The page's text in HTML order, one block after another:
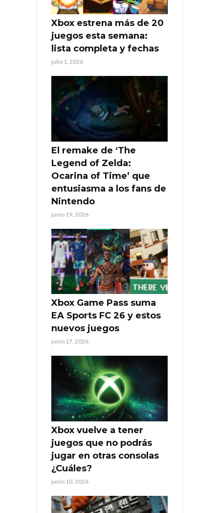
Xbox estrena más de 20
juegos esta semana:
lista completa y fechas
julio 1, 2026
El remake de ‘The
Legend of Zelda:
Ocarina of Time’ que
entusiasma a los fans de
Nintendo
junio 19, 2026
Xbox Game Pass suma
EA Sports FC 26 y estos
nuevos juegos
junio 17, 2026
Xbox vuelve a tener
juegos que no podrás
jugar en otras consolas
¿Cuáles?
junio 10, 2026